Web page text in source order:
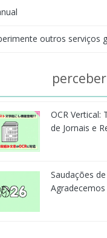
outros serviços
perceber
OCR Vertical:
de Jornais e
Saudações